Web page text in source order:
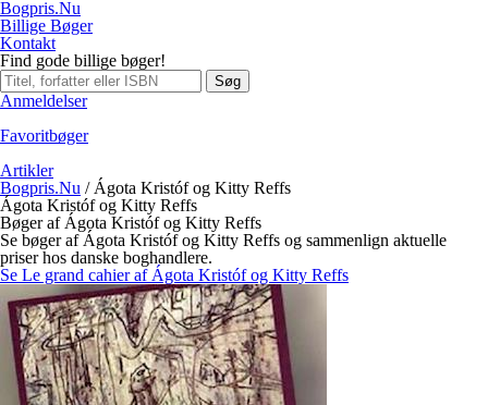
Bogpris.Nu
Billige Bøger
Kontakt
Find gode billige bøger!
Søg
Anmeldelser
Favoritbøger
Artikler
Bogpris.Nu / Ágota Kristóf og Kitty Reffs
Ágota Kristóf og Kitty Reffs
Bøger af Ágota Kristóf og Kitty Reffs
Se bøger af Ágota Kristóf og Kitty Reffs og sammenlign aktuelle
priser hos danske boghandlere.
Se Le grand cahier af Ágota Kristóf og Kitty Reffs